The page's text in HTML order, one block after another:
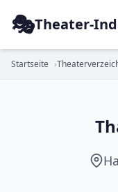
🎭Theater-
Startseite